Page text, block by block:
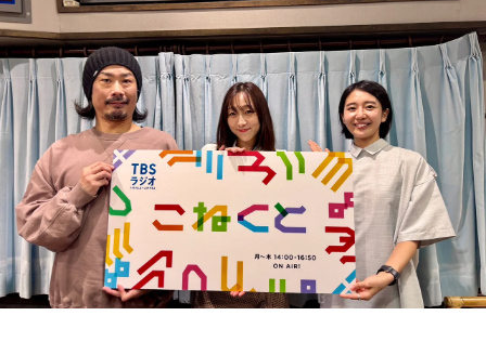
お知らせ
イベント・グッズ
YouTube
会社情報